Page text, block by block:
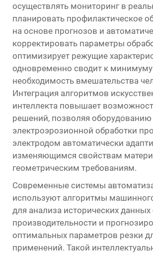
осуществлять мониторинг в
планировать профилактическое
на основе прогнозов и
корректировать параметры
оптимизирует режущие
одновременно сводит к минимуму
необходимость вмешательства
Интеграция алгоритмов
интеллекта повышает
решений, позволяя оборудованию
электроэрозионной обработки
электродом автоматически
изменяющимся свойствам
геометрическим требованиям.
Современные системы
используют алгоритмы
для анализа исторических данных
производительности и
оптимальных параметров резки
применений. Такой